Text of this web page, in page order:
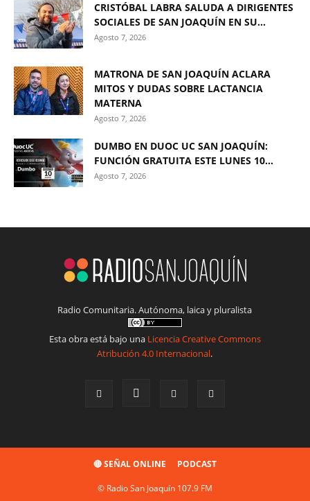
CRISTÓBAL LABRA SALUDA A DIRIGENTES
SOCIALES DE SAN JOAQUÍN EN SU...
Agosto 7, 2026
MATRONA DE SAN JOAQUÍN ACLARA
MITOS Y DUDAS SOBRE LACTANCIA
MATERNA
Agosto 7, 2026
DUMBO EN DUOC UC SAN JOAQUÍN:
FUNCIÓN GRATUITA ESTE LUNES 10...
Agosto 7, 2026
Radio Comunitaria. Autónoma, laica y pluralista
Esta obra está bajo una Licencia Creative Commons
Atribución 4.0 Internacional.
🔴 SEÑAL ONLINE PODCAST
© Radio San Joaquín 107.9 FM